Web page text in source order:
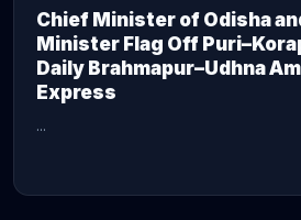
Chief Minister of Odisha
Minister Flag Off
Daily Brahmapur–Udhna
Express
...